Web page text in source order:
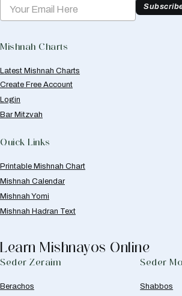
Mishnah Charts
Latest Mishnah Charts
Create Free Account
Login
Bar Mitzvah
Quick Links
Printable Mishnah Chart
Mishnah Calendar
Mishnah Yomi
Mishnah Hadran Text
Learn Mishnayos Online
Seder Zeraim
Berachos
Seder
Shabbos